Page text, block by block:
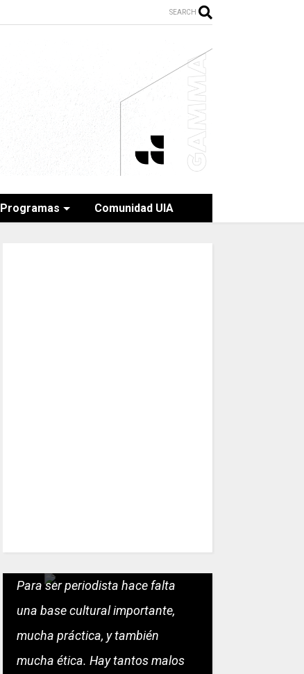
SEARCH
Programas Comunidad UIA
Para ser periodista hace falta
una base cultural importante,
mucha práctica, y también
mucha ética. Hay tantos malos